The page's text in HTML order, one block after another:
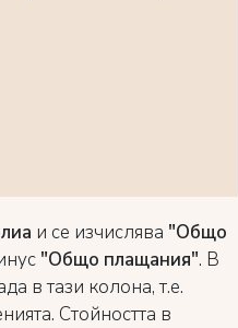
и се изчислява "Общо
"Общо плащания". В
в тази колона, т.е.
Стойността в